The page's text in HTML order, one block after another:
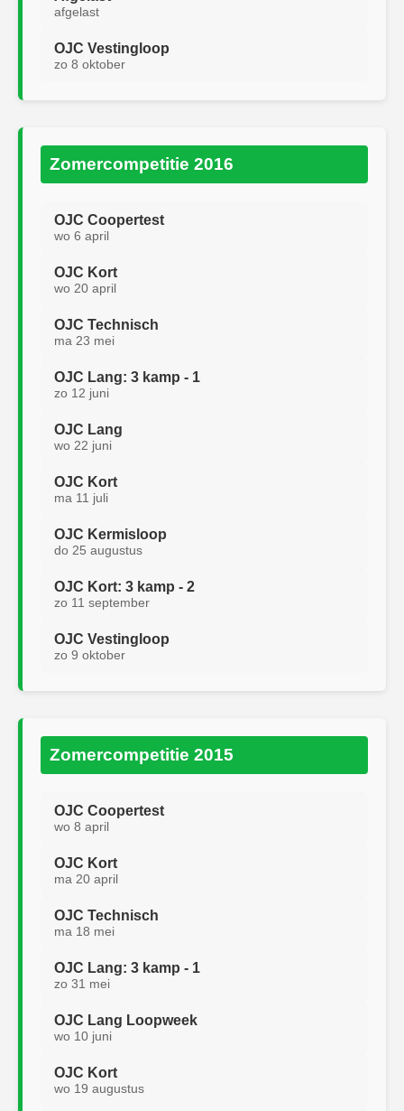
afgelast
OJC Vestingloop
zo 8 oktober
Zomercompetitie 2016
OJC Coopertest
wo 6 april
OJC Kort
wo 20 april
OJC Technisch
ma 23 mei
OJC Lang: 3 kamp - 1
zo 12 juni
OJC Lang
wo 22 juni
OJC Kort
ma 11 juli
OJC Kermisloop
do 25 augustus
OJC Kort: 3 kamp - 2
zo 11 september
OJC Vestingloop
zo 9 oktober
Zomercompetitie 2015
OJC Coopertest
wo 8 april
OJC Kort
ma 20 april
OJC Technisch
ma 18 mei
OJC Lang: 3 kamp - 1
zo 31 mei
OJC Lang Loopweek
wo 10 juni
OJC Kort
wo 19 augustus